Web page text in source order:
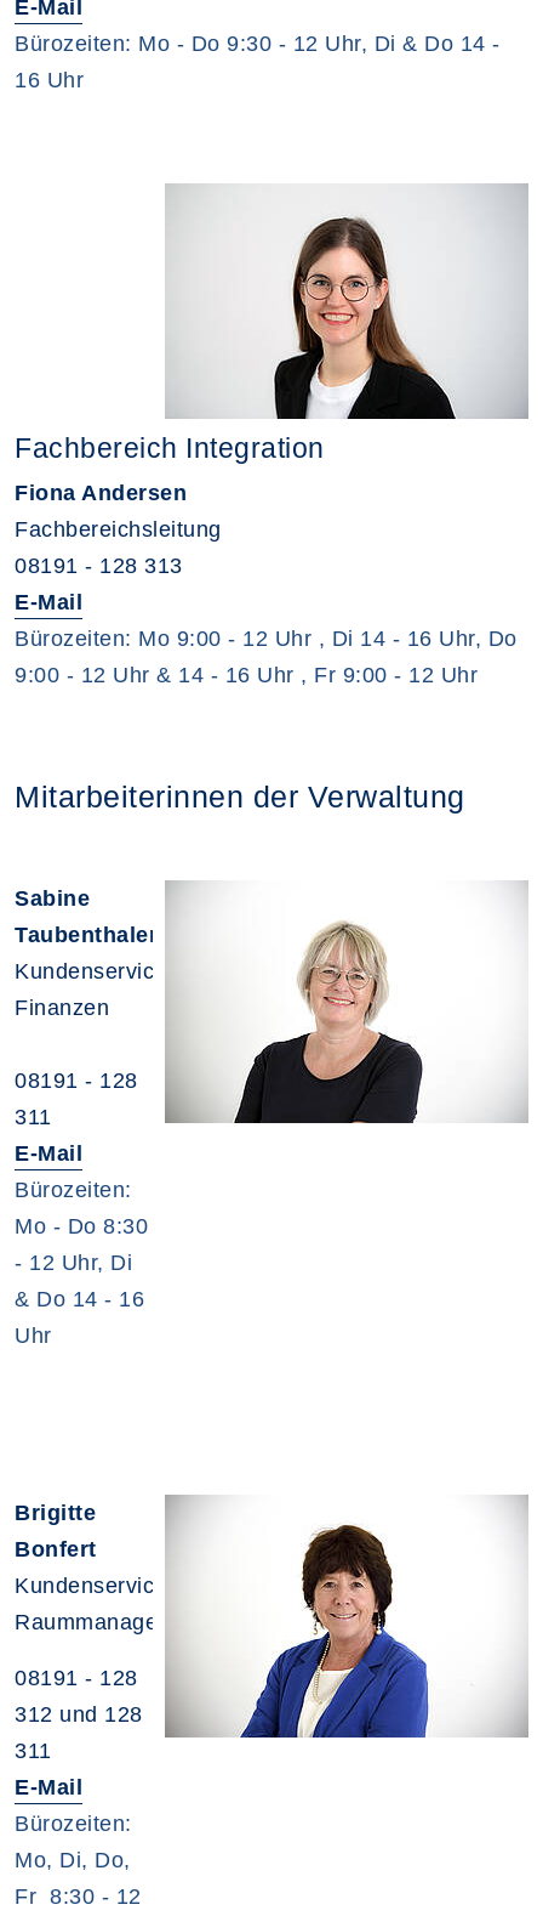
E-Mail
Bürozeiten: Mo - Do 9:30 - 12 Uhr, Di & Do 14 -
16 Uhr
Fachbereich Integration
Fiona Andersen
Fachbereichsleitung
08191 - 128 313
E-Mail
Bürozeiten: Mo 9:00 - 12 Uhr , Di 14 - 16 Uhr, Do
9:00 - 12 Uhr & 14 - 16 Uhr , Fr 9:00 - 12 Uhr
Mitarbeiterinnen der Verwaltung
Sabine
Taubenthaler
Kundenservice,
Finanzen
08191 - 128
311
E-Mail
Bürozeiten:
Mo - Do 8:30
- 12 Uhr, Di
& Do 14 - 16
Uhr
Brigitte
Bonfert
Kundenservice,
Raummanagement
08191 - 128
312 und 128
311
E-Mail
Bürozeiten:
Mo, Di, Do,
Fr 8:30 - 12